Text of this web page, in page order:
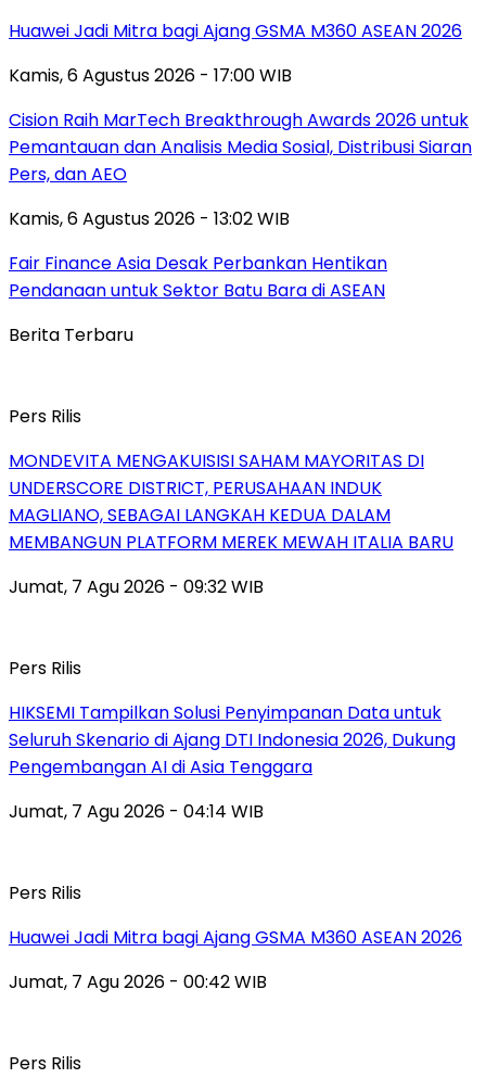
Huawei Jadi Mitra bagi Ajang GSMA M360 ASEAN 2026
Kamis, 6 Agustus 2026 - 17:00 WIB
Cision Raih MarTech Breakthrough Awards 2026 untuk
Pemantauan dan Analisis Media Sosial, Distribusi Siaran
Pers, dan AEO
Kamis, 6 Agustus 2026 - 13:02 WIB
Fair Finance Asia Desak Perbankan Hentikan
Pendanaan untuk Sektor Batu Bara di ASEAN
Berita Terbaru
Pers Rilis
MONDEVITA MENGAKUISISI SAHAM MAYORITAS DI
UNDERSCORE DISTRICT, PERUSAHAAN INDUK
MAGLIANO, SEBAGAI LANGKAH KEDUA DALAM
MEMBANGUN PLATFORM MEREK MEWAH ITALIA BARU
Jumat, 7 Agu 2026 - 09:32 WIB
Pers Rilis
HIKSEMI Tampilkan Solusi Penyimpanan Data untuk
Seluruh Skenario di Ajang DTI Indonesia 2026, Dukung
Pengembangan AI di Asia Tenggara
Jumat, 7 Agu 2026 - 04:14 WIB
Pers Rilis
Huawei Jadi Mitra bagi Ajang GSMA M360 ASEAN 2026
Jumat, 7 Agu 2026 - 00:42 WIB
Pers Rilis